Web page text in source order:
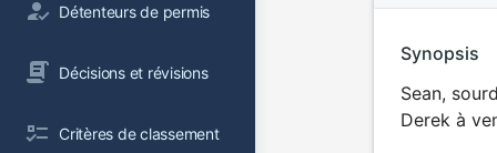
Détenteurs de permis
Décisions et révisions
Critères de classement
Synopsis
Sean,
Derek à